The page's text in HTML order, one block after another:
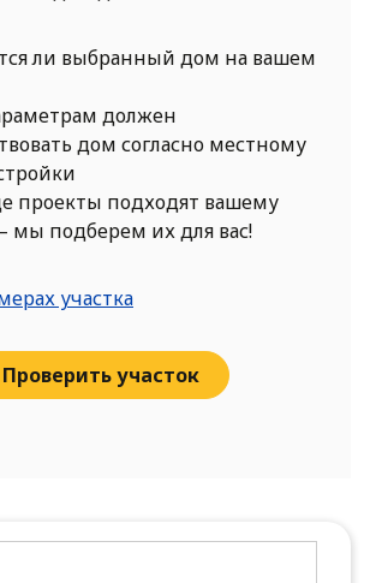
ли выбранный дом на вашем
должен
дом согласно местному
проекты подходят вашему
мы подберем их для вас!
участка
Проверить участок